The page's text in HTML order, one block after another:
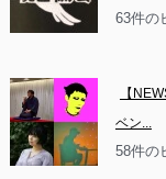
63件の
【
ベン...
58件の